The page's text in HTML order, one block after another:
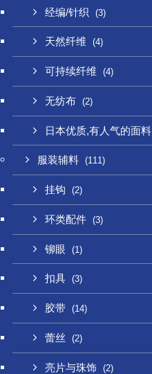
经编/针织 (3)
天然纤维 (4)
可持续纤维 (4)
无纺布 (2)
日本优质,有人气的面料
服装辅料 (111)
挂钩 (2)
环类配件 (3)
铆眼 (1)
扣具 (3)
胶带 (14)
蕾丝 (2)
亮片与珠饰 (2)